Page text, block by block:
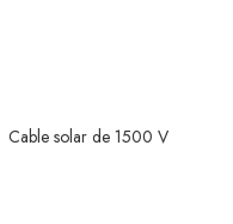
Cable solar de 1500 V